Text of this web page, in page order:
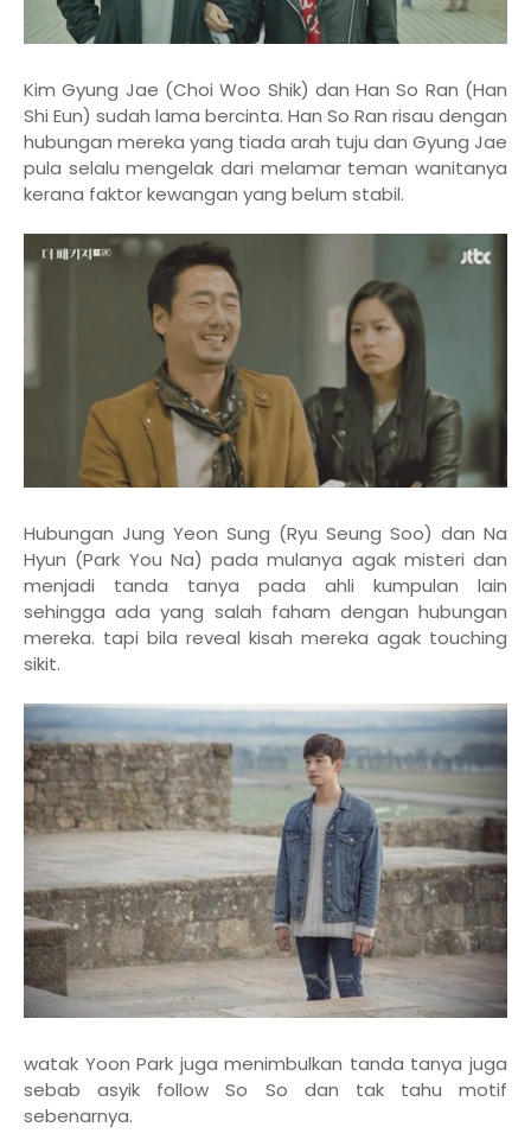
Kim Gyung Jae (Choi Woo Shik) dan Han So Ran (Han
Shi Eun) sudah lama bercinta. Han So Ran risau dengan
hubungan mereka yang tiada arah tuju dan Gyung Jae
pula selalu mengelak dari melamar teman wanitanya
kerana faktor kewangan yang belum stabil.
Hubungan Jung Yeon Sung (Ryu Seung Soo) dan Na
Hyun (Park You Na) pada mulanya agak misteri dan
menjadi tanda tanya pada ahli kumpulan lain
sehingga ada yang salah faham dengan hubungan
mereka. tapi bila reveal kisah mereka agak touching
sikit.
watak Yoon Park juga menimbulkan tanda tanya juga
sebab asyik follow So So dan tak tahu motif
sebenarnya.